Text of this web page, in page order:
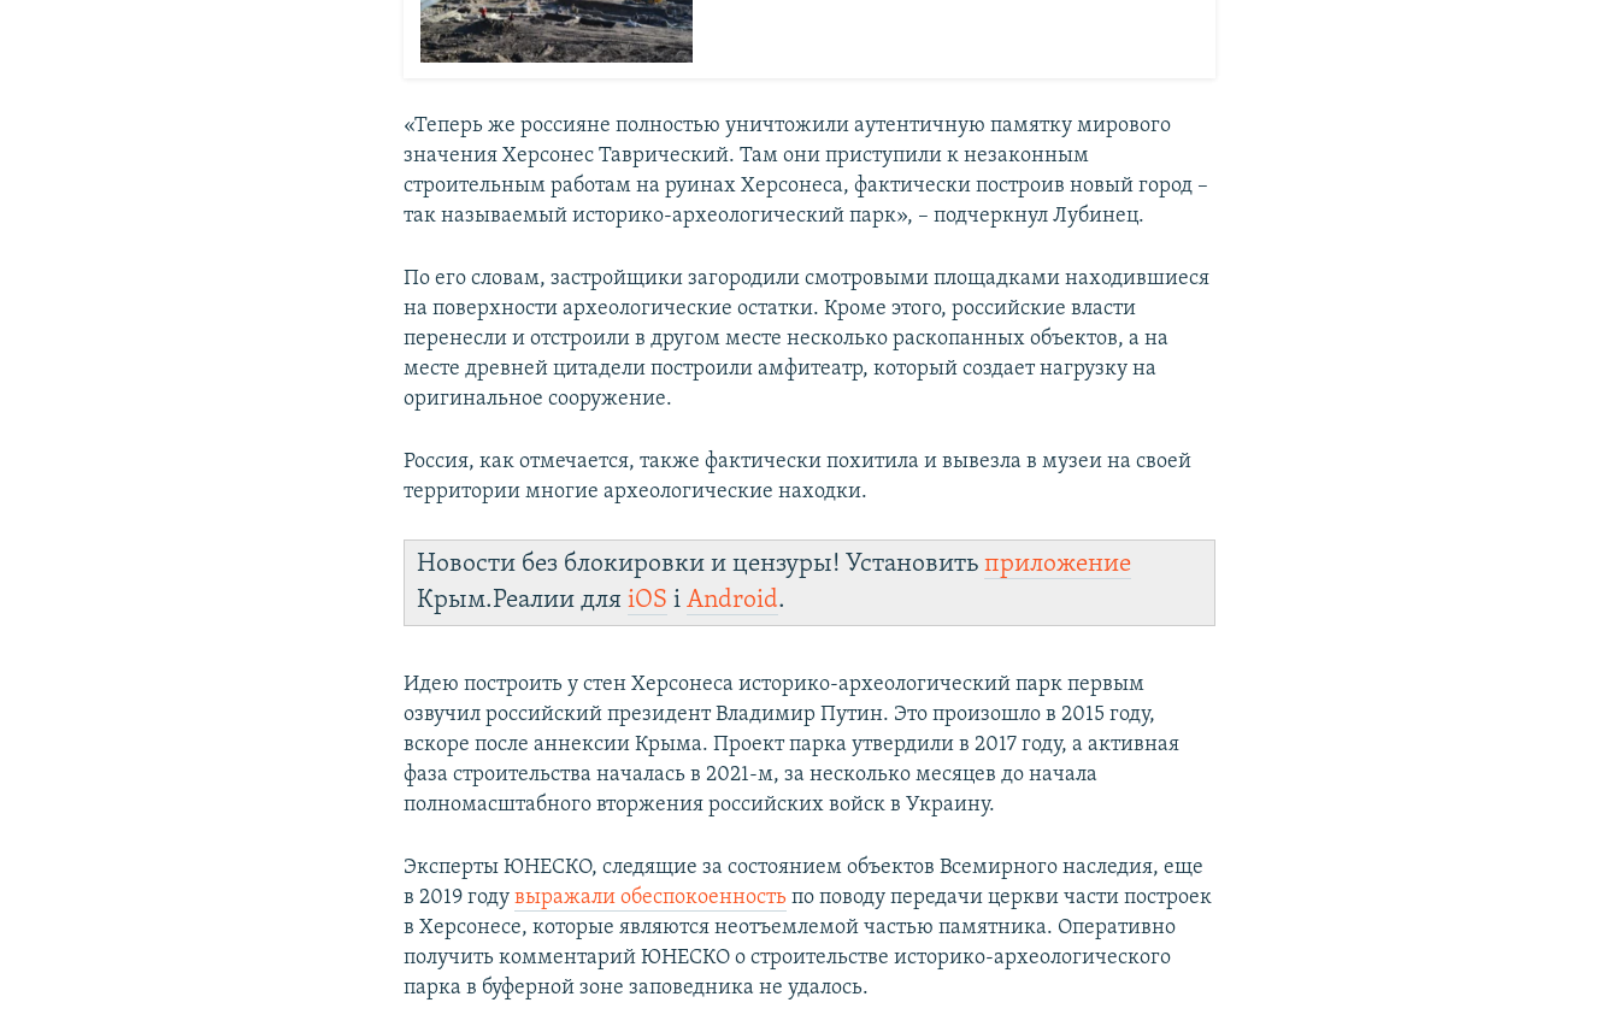
«Теперь же россияне полностью уничтожили аутентичную памятку мирового
значения Херсонес Таврический. Там они приступили к незаконным
строительным работам на руинах Херсонеса, фактически построив новый город –
так называемый историко-археологический парк», – подчеркнул Лубинец.
По его словам, застройщики загородили смотровыми площадками находившиеся
на поверхности археологические остатки. Кроме этого, российские власти
перенесли и отстроили в другом месте несколько раскопанных объектов, а на
месте древней цитадели построили амфитеатр, который создает нагрузку на
оригинальное сооружение.
Россия, как отмечается, также фактически похитила и вывезла в музеи на своей
территории многие археологические находки.
Новости без блокировки и цензуры! Установитьприложение
Крым.Реалии дляiOS іAndroid.
Идею построить у стен Херсонеса историко-археологический парк первым
озвучил российский президент Владимир Путин. Это произошло в 2015 году,
вскоре после аннексии Крыма. Проект парка утвердили в 2017 году, а активная
фаза строительства началась в 2021-м, за несколько месяцев до начала
полномасштабного вторжения российских войск в Украину.
Эксперты ЮНЕСКО, следящие за состоянием объектов Всемирного наследия, еще
в 2019 годувыражали обеспокоенность по поводу передачи церкви части построек
в Херсонесе, которые являются неотъемлемой частью памятника. Оперативно
получить комментарий ЮНЕСКО о строительстве историко-археологического
парка в буферной зоне заповедника не удалось.